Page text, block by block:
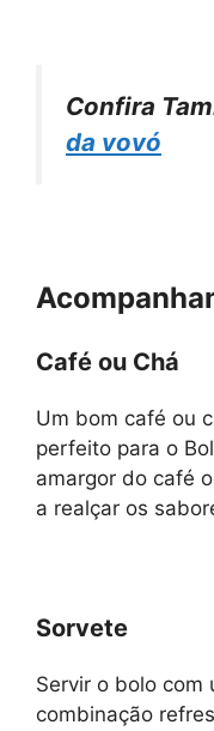
Confira
da vovó
Café ou Chá
Um bom café ou
perfeito para o
amargor do café
a realçar os
Sorvete
Servir o bolo com
combinação